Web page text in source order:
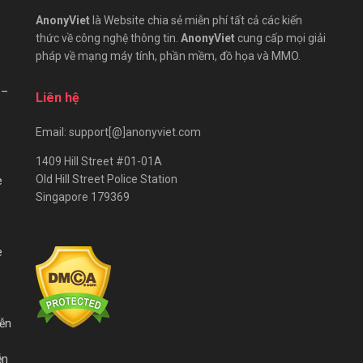
AnonyViet là Website chia sẻ miễn phí tất cả các kiến
thức về công nghệ thông tin. AnonyViet cung cấp mọi giải
pháp về mạng máy tính, phần mềm, đồ họa và MMO.
Liên hệ
Email: support[@]anonyviet.com
1409 Hill Street #01-01A
Old Hill Street Police Station
Singapore 179369